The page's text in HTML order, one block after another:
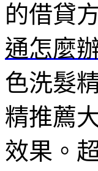
的借貸
通怎麼
色洗髮
精推薦
效果。